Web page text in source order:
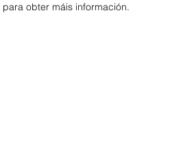
para obter máis información.